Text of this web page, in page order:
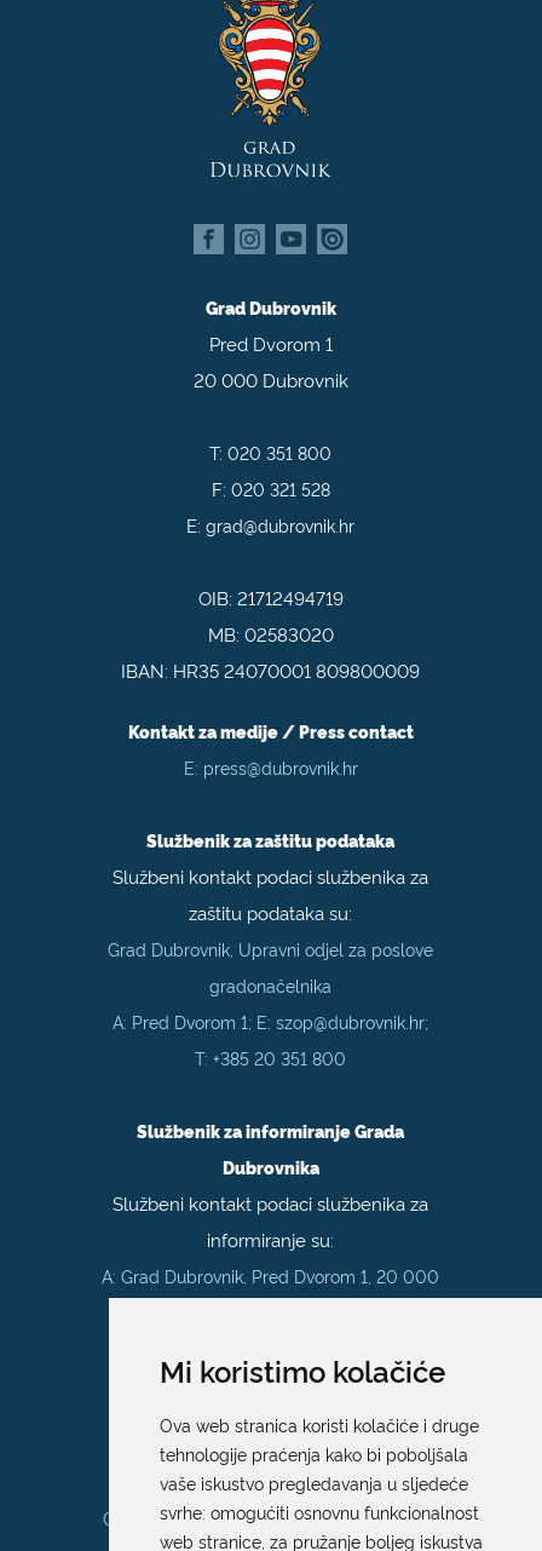
Mi koristimo kolačiće
Ova web stranica koristi kolačiće i druge
tehnologije praćenja kako bi poboljšala
vaše iskustvo pregledavanja u sljedeće
svrhe: omogućiti osnovnu funkcionalnost
web stranice, za pružanje boljeg iskustva
Grad Dubrovnik
Pred Dvorom 1
20 000 Dubrovnik
T:020 351 800
F: 020 321 528
E:grad@dubrovnik.hr
OIB: 21712494719
MB: 02583020
IBAN: HR35 24070001 809800009
Kontakt za medije / Press contact
E: press@dubrovnik.hr
Službenik za zaštitu podataka
Službeni kontakt podaci službenika za
zaštitu podataka su:
Grad Dubrovnik, Upravni odjel za poslove
gradonačelnika
A: Pred Dvorom 1; E:szop@dubrovnik.hr;
T:+385 20 351 800
Službenik za informiranje Grada
Dubrovnika
Službeni kontakt podaci službenika za
informiranje su:
A: Grad Dubrovnik, Pred Dvorom 1, 20 000
Ured 205; rad sa strankama za sva
upravna tijela Grada Dubrovnika
Gundulićeva poljana 10, 20000 Dubrovnik